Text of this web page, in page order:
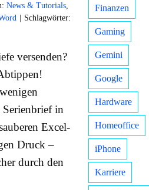
News & Tutorials,
Schlagwörter:
versenden?
in
Excel-
Druck –
durch den
Finanzen
Gaming
Gemini
Google
Hardware
Homeoffice
iPhone
Karriere